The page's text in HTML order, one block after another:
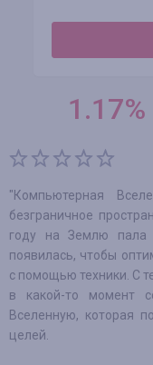
1.17%
"Компьютерная
безграничное
году на Землю пала
появилась, чтобы
с помощью техники. С
в какой-то момент
Вселенную, которая
целей.